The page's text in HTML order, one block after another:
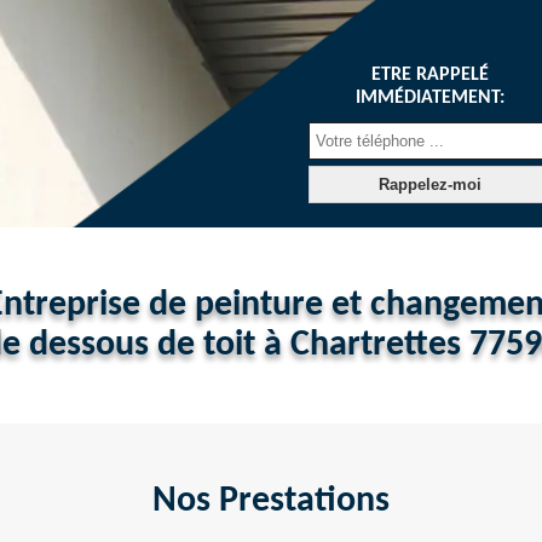
ETRE RAPPELÉ
IMMÉDIATEMENT:
de peinture et
dessous de toit à Chartrettes
Nos Prestations